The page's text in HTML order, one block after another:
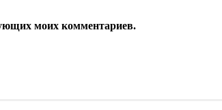
моих комментариев.